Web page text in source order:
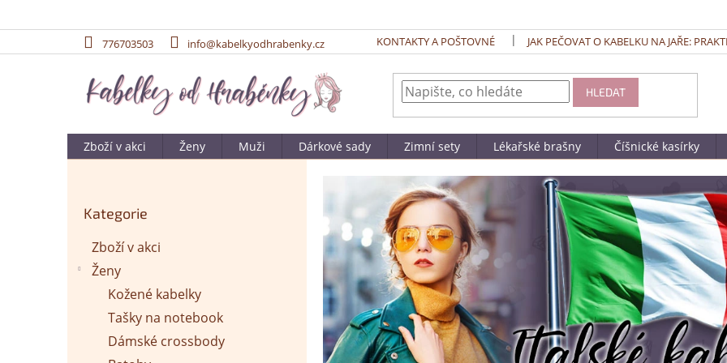
776703503 info@kabelkyodhrabenky.cz KONTAKTY A POŠTOVNÉ JAK PEČOVAT O KABELKU NA JAŘE:
HLEDAT
Zboží v akci Ženy Muži Dárkové sady Zimní sety Lékařské brašny Číšnické kasírky
kategorie
Kategorie
Zboží v akci
Ženy
Kožené kabelky
Tašky na notebook
Dámské crossbody